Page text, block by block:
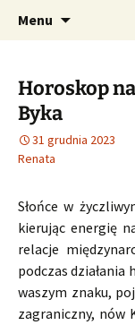
dzienny,
Menu
Horoskop
Byka
31 grudnia 2023
Renata
Słońce w
kierując energię
relacje
podczas działania
waszym znaku,
zagraniczny, nów